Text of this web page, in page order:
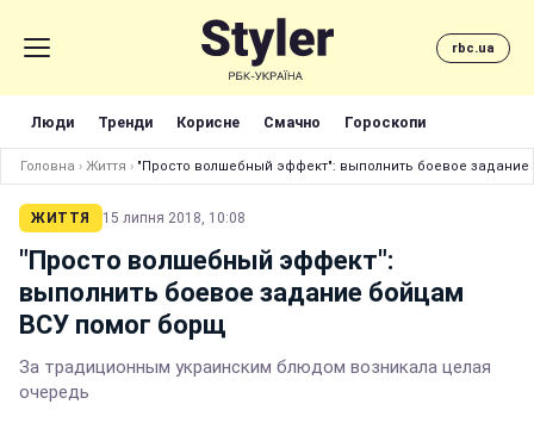
rbc.ua
Люди Тренди Корисне Смачно Гороскопи
Головна › Життя › "Просто волшебный эффект": выполнить боевое
ЖИТТЯ 15 липня 2018, 10:08
"Просто волшебный эффект":
выполнить боевое задание бойцам
ВСУ помог борщ
За традиционным украинским блюдом возникала целая
очередь